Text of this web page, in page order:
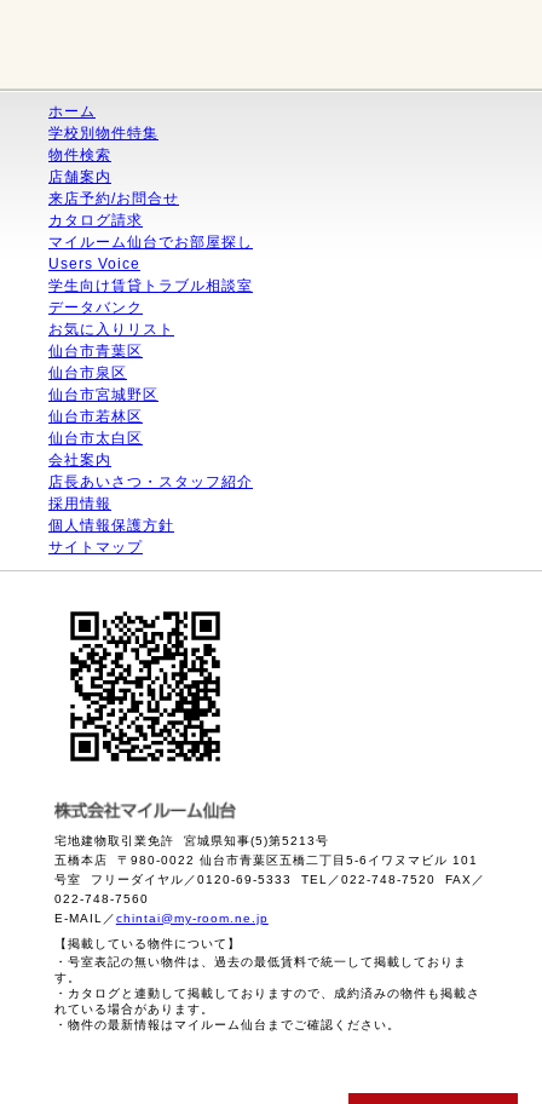
ホーム
学校別物件特集
物件検索
店舗案内
来店予約/お問合せ
カタログ請求
マイルーム仙台でお部屋探し
Users Voice
学生向け賃貸トラブル相談室
データバンク
お気に入りリスト
仙台市青葉区
仙台市泉区
仙台市宮城野区
仙台市若林区
仙台市太白区
会社案内
店長あいさつ・スタッフ紹介
採用情報
個人情報保護方針
サイトマップ
宅地建物取引業免許 宮城県知事(5)第5213号
五橋本店 〒980-0022 仙台市青葉区五橋二丁目5-6イワヌマビル 101
号室 フリーダイヤル／0120-69-5333 TEL／022-748-7520 FAX／
022-748-7560
E-MAIL／chintai@my-room.ne.jp
【掲載している物件について】
・号室表記の無い物件は、過去の最低賃料で統一して掲載しておりま
す。
・カタログと連動して掲載しておりますので、成約済みの物件も掲載さ
れている場合があります。
・物件の最新情報はマイルーム仙台までご確認ください。